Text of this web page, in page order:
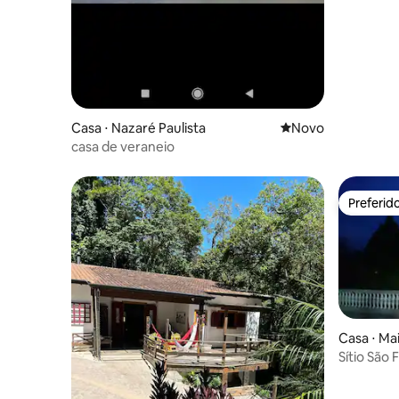
Casa ⋅ Nazaré Paulista Novo lugar para ficar
Novo
casa de veraneio
Casa ⋅
Sítio São